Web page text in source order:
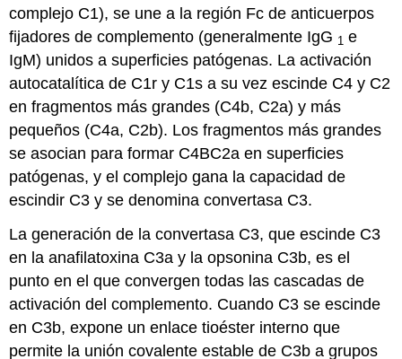
complejo C1), se une a la región Fc de anticuerpos
fijadores de complemento (generalmente IgG 1 e
IgM) unidos a superficies patógenas. La activación
autocatalítica de C1r y C1s a su vez escinde C4 y C2
en fragmentos más grandes (C4b, C2a) y más
pequeños (C4a, C2b). Los fragmentos más grandes
se asocian para formar C4BC2a en superficies
patógenas, y el complejo gana la capacidad de
escindir C3 y se denomina convertasa C3.
La generación de la convertasa C3, que escinde C3
en la anafilatoxina C3a y la opsonina C3b, es el
punto en el que convergen todas las cascadas de
activación del complemento. Cuando C3 se escinde
en C3b, expone un enlace tioéster interno que
permite la unión covalente estable de C3b a grupos